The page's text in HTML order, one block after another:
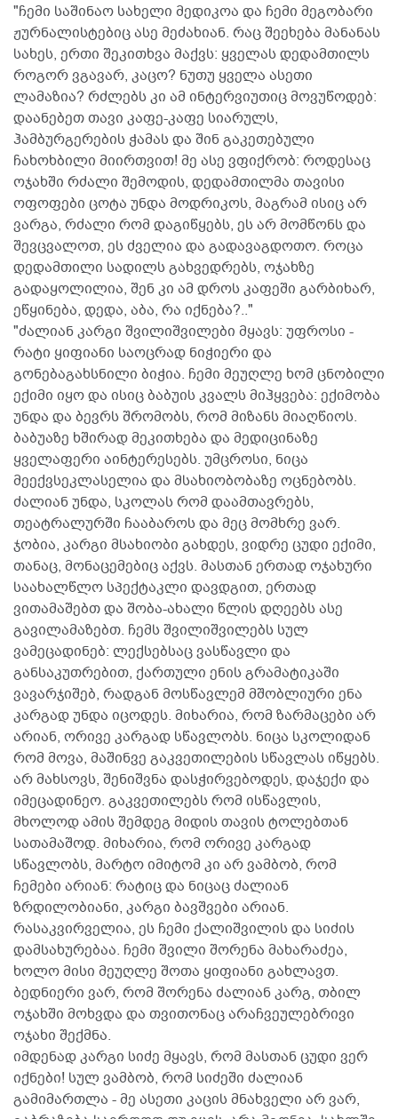
"ჩემი საშინაო სახელი მედიკოა და ჩემი მეგობარი
ჟურნალისტებიც ასე მეძახიან. რაც შეეხება მანანას
სახეს, ერთი შეკითხვა მაქვს: ყველას დედამთილს
როგორ ვგავარ, კაცო? ნუთუ ყველა ასეთი
ლამაზია? რძლებს კი ამ ინტერვიუთიც მოვუწოდებ:
დაანებეთ თავი კაფე-კაფე სიარულს,
ჰამბურგერების ჭამას და შინ გაკეთებული
ჩახოხბილი მიირთვით! მე ასე ვფიქრობ: როდესაც
ოჯახში რძალი შემოდის, დედამთილმა თავისი
ოფოფები ცოტა უნდა მოდრიკოს, მაგრამ ისიც არ
ვარგა, რძალი რომ დაგიწყებს, ეს არ მომწონს და
შევცვალოთ, ეს ძველია და გადავაგდოთო. როცა
დედამთილი სადილს გახვედრებს, ოჯახზე
გადაყოლილია, შენ კი ამ დროს კაფეში გარბიხარ,
ეწყინება, დედა, აბა, რა იქნება?.."
"ძალიან კარგი შვილიშვილები მყავს: უფროსი -
რატი ყიფიანი საოცრად ნიჭიერი და
გონებაგახსნილი ბიჭია. ჩემი მეუღლე ხომ ცნობილი
ექიმი იყო და ისიც ბაბუის კვალს მიჰყვება: ექიმობა
უნდა და ბევრს შრომობს, რომ მიზანს მიაღწიოს.
ბაბუაზე ხშირად მეკითხება და მედიცინაზე
ყველაფერი აინტერესებს. უმცროსი, ნიცა
მეექვსეკლასელია და მსახიობობაზე ოცნებობს.
ძალიან უნდა, სკოლას რომ დაამთავრებს,
თეატრალურში ჩააბაროს და მეც მომხრე ვარ.
ჯობია, კარგი მსახიობი გახდეს, ვიდრე ცუდი ექიმი,
თანაც, მონაცემებიც აქვს. მასთან ერთად ოჯახური
საახალწლო სპექტაკლი დავდგით, ერთად
ვითამაშებთ და შობა-ახალი წლის დღეებს ასე
გავილამაზებთ. ჩემს შვილიშვილებს სულ
ვამეცადინებ: ლექსებსაც ვასწავლი და
განსაკუთრებით, ქართული ენის გრამატიკაში
ვავარჯიშებ, რადგან მოსწავლემ მშობლიური ენა
კარგად უნდა იცოდეს. მიხარია, რომ ზარმაცები არ
არიან, ორივე კარგად სწავლობს. ნიცა სკოლიდან
რომ მოვა, მაშინვე გაკვეთილების სწავლას იწყებს.
არ მახსოვს, შენიშვნა დასჭირვებოდეს, დაჯექი და
იმეცადინეო. გაკვეთილებს რომ ისწავლის,
მხოლოდ ამის შემდეგ მიდის თავის ტოლებთან
სათამაშოდ. მიხარია, რომ ორივე კარგად
სწავლობს, მარტო იმიტომ კი არ ვამბობ, რომ
ჩემები არიან: რატიც და ნიცაც ძალიან
ზრდილობიანი, კარგი ბავშვები არიან.
რასაკვირველია, ეს ჩემი ქალიშვილის და სიძის
დამსახურებაა. ჩემი შვილი შორენა მახარაძეა,
ხოლო მისი მეუღლე შოთა ყიფიანი გახლავთ.
ბედნიერი ვარ, რომ შორენა ძალიან კარგ, თბილ
ოჯახში მოხვდა და თვითონაც არაჩვეულებრივი
ოჯახი შექმნა.
იმდენად კარგი სიძე მყავს, რომ მასთან ცუდი ვერ
იქნები! სულ ვამბობ, რომ სიძეში ძალიან
გამიმართლა - მე ასეთი კაცის მნახველი არ ვარ,